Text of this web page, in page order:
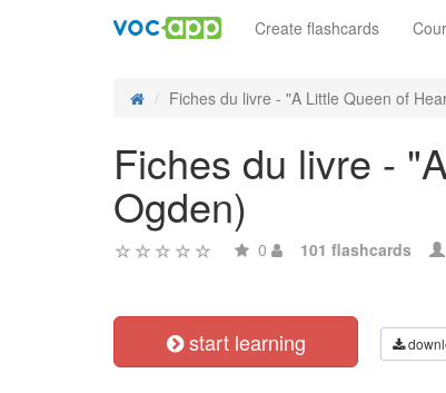
Create flashcards
Fiches du livre - "A Little Queen of
Fiches du livre -
Ogden)
0 101 flashcards
start learning